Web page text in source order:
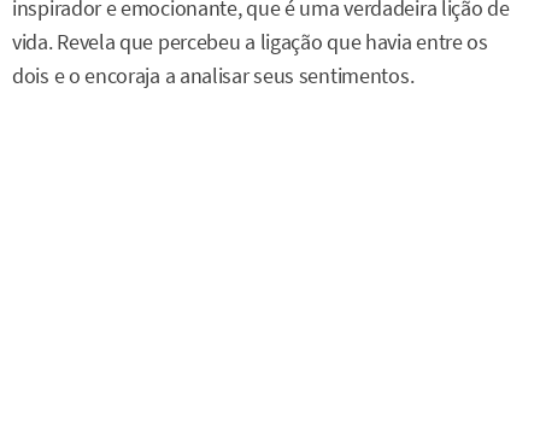
inspirador e emocionante, que é uma verdadeira lição de
vida. Revela que percebeu a ligação que havia entre os
dois e o encoraja a analisar seus sentimentos.